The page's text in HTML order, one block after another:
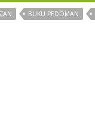
BUKU PEDOMAN